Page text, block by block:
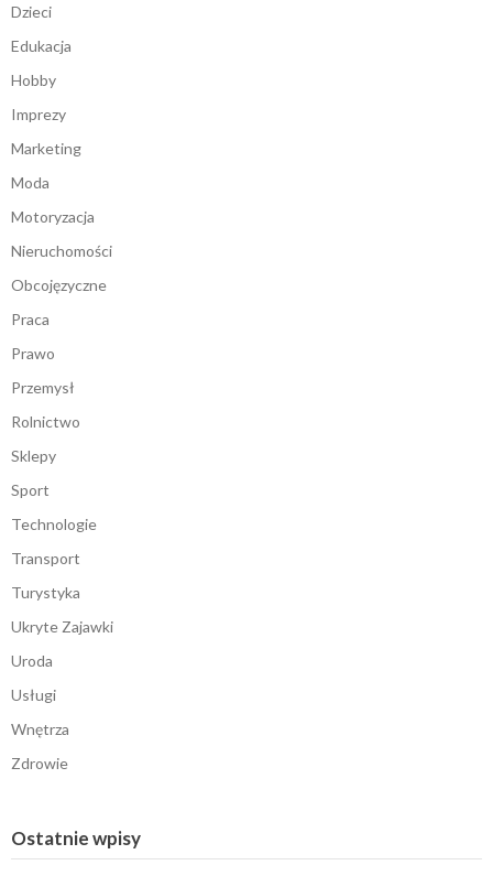
Dzieci
Edukacja
Hobby
Imprezy
Marketing
Moda
Motoryzacja
Nieruchomości
Obcojęzyczne
Praca
Prawo
Przemysł
Rolnictwo
Sklepy
Sport
Technologie
Transport
Turystyka
Ukryte Zajawki
Uroda
Usługi
Wnętrza
Zdrowie
Ostatnie wpisy